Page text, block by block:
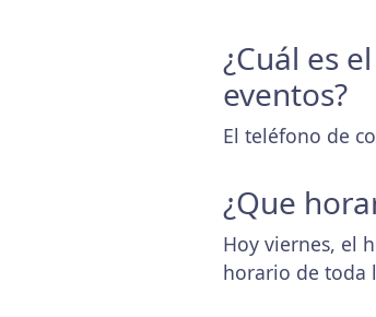
¿Cuál es
eventos?
El teléfono de
¿Que
Hoy viernes, el
horario de toda